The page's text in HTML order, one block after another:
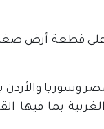
على قطعة أرض
وسوريا والأردن
الغربية بما فيها